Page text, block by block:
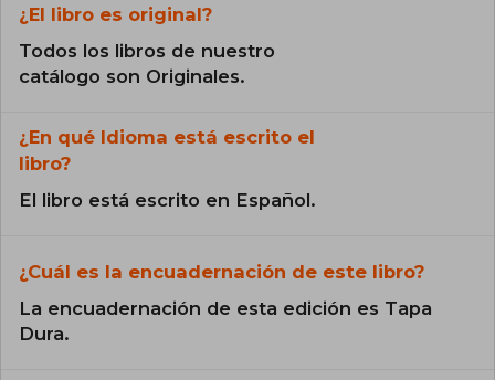
¿El libro es original?
Todos los libros de nuestro
catálogo son Originales.
¿En qué Idioma está escrito el
libro?
El libro está escrito en Español.
¿Cuál es la encuadernación de este libro?
La encuadernación de esta edición es Tapa
Dura.